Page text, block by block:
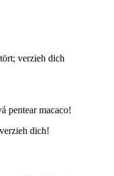
verzieh dich
pentear macaco!
dich!